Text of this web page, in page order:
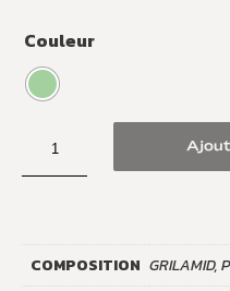
Couleur
COMPOSITION GRILAMID,